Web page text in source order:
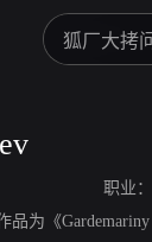
职业：
品为《